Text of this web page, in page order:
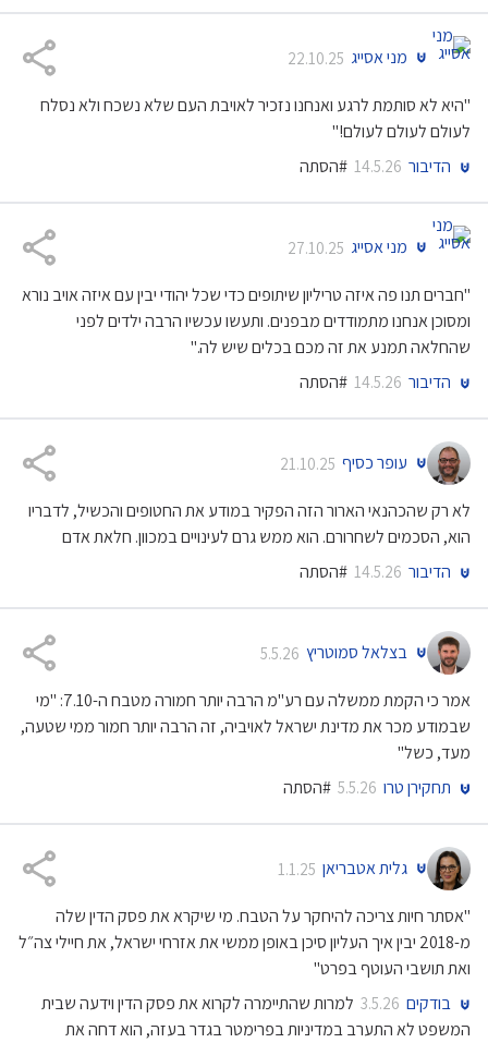
מני אסייג 22.10.25
"היא לא סותמת לרגע ואנחנו נזכיר לאויבת העם שלא נשכח ולא נסלח
לעולם לעולם לעולם!"
הדיבור 14.5.26 #הסתה
מני אסייג 27.10.25
"חברים תנו פה איזה טריליון שיתופים כדי שכל יהודי יבין עם איזה אויב נורא
ומסוכן אנחנו מתמודדים מבפנים. ותעשו עכשיו הרבה ילדים לפני
שהחלאה תמנע את זה מכם בכלים שיש לה."
הדיבור 14.5.26 #הסתה
עופר כסיף 21.10.25
לא רק שהכהנאי הארור הזה הפקיר במודע את החטופים והכשיל, לדבריו
הוא, הסכמים לשחרורם. הוא ממש גרם לעינויים במכוון. חלאת אדם
הדיבור 14.5.26 #הסתה
בצלאל סמוטריץ 5.5.26
אמר כי הקמת ממשלה עם רע"מ הרבה יותר חמורה מטבח ה-7.10: "מי
שבמודע מכר את מדינת ישראל לאויביה, זה הרבה יותר חמור ממי שטעה,
מעד, כשל"
תחקירן טרו 5.5.26 #הסתה
גלית אטבריאן 1.1.25
"אסתר חיות צריכה להיחקר על הטבח. מי שיקרא את פסק הדין שלה
מ-2018 יבין איך העליון סיכן באופן ממשי את אזרחי ישראל, את חיילי צה״ל
ואת תושבי העוטף בפרט"
בודקים 3.5.26 למרות שהתיימרה לקרוא את פסק הדין וידעה שבית
המשפט לא התערב במדיניות בפרימטר בגדר בעזה, הוא דחה את